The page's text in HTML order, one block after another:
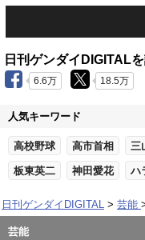
日刊ゲンダイDIGITALを
6.6万 18.5万
人気キーワード
高校野球 高市首相 三
板東英二 神田愛花 ハ
日刊ゲンダイDIGITAL 芸能
芸能